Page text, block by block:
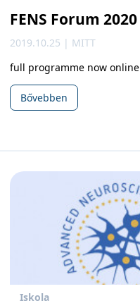
FENS Forum 2020
2019.10.25 | MITT
full programme now online
Bővebben
Iskola